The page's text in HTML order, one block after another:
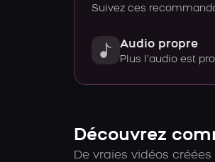
Suivez ces
Audio propre
Plus l’audio est
Découvrez
De vraies vidéos